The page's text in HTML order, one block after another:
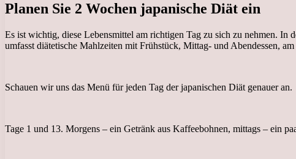
Planen Sie 2 Wochen japanische Diät ein
Es ist wichtig, diese Lebensmittel am richtigen Tag zu sich zu nehmen.
umfasst diätetische Mahlzeiten mit Frühstück, Mittag- und Abendessen,
Schauen wir uns das Menü für jeden Tag der japanischen Diät genauer an.
Tage 1 und 13. Morgens – ein Getränk aus Kaffeebohnen, mittags – ein